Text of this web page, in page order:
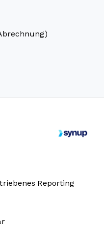
Reporting